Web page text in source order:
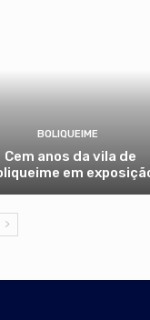
BOLIQUEIME
Cem anos da vila de
em